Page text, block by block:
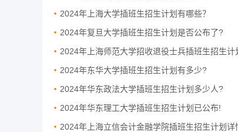
2024年上海大学插班生招生计划有哪些？
2024年复旦大学插班生招生计划是否公布了?
2024年上海师范大学招收退役士兵插班生招生计
2024年东华大学插班生招生计划有多少?
2024年华东政法大学插班生招生计划多少人?
2024年华东理工大学插班生招生计划已公布!
2024年上海立信会计金融学院插班生招生计划详